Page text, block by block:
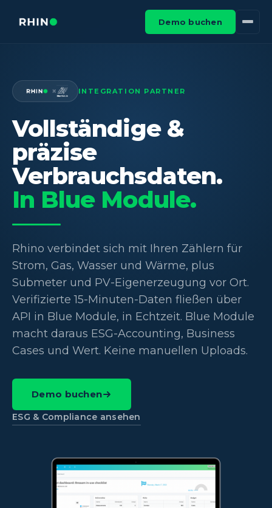
Demo buchen
× INTEGRATION PARTNER
Vollständige &
präzise
Verbrauchsdaten.
In Blue Module.
Rhino verbindet sich mit Ihren Zählern für
Strom, Gas, Wasser und Wärme, plus
Submeter und PV-Eigenerzeugung vor Ort.
Verifizierte 15-Minuten-Daten fließen über
API in Blue Module, in Echtzeit. Blue Module
macht daraus ESG-Accounting, Business
Cases und Wert. Keine manuellen Uploads.
Demo buchen
ESG & Compliance ansehen